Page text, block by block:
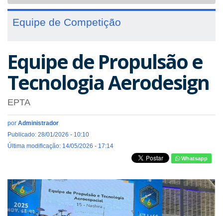
Equipe de Competição
Equipe de Propulsão e
Tecnologia Aerodesign
EPTA
por Administrador
Publicado: 28/01/2026 - 10:10
Última modificação: 14/05/2026 - 17:14
Whatsapp